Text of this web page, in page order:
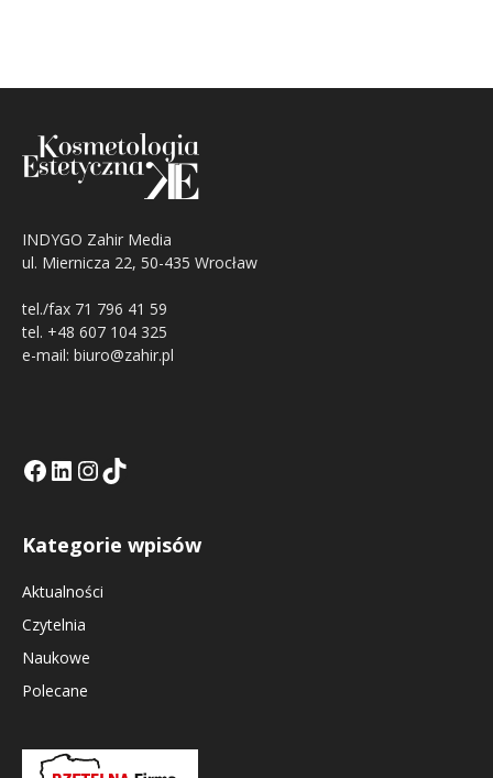
INDYGO Zahir Media
ul. Miernicza 22, 50-435 Wrocław
tel./fax 71 796 41 59
tel. +48 607 104 325
e-mail: biuro@zahir.pl
Facebook
LinkedIn
Tik Tok KEInstagramm KE
Kategorie wpisów
Aktualności
Czytelnia
Naukowe
Polecane